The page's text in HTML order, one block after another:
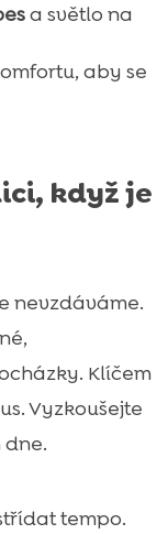
a světlo na
aby se
když je
nevzdáváme.
Klíčem
Vyzkoušejte
tempo.